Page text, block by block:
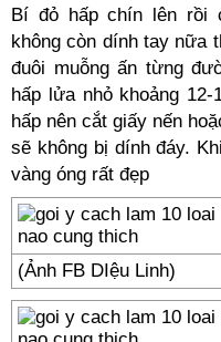
Bí đỏ hấp chín lên rồi
không còn dính tay nữa
đuôi muỗng ấn từng
hấp lửa nhỏ khoảng
hấp nên cắt giấy nến
sẽ không bị dính đáy.
vàng óng rất đẹp
(Ảnh FB DIệu Linh)